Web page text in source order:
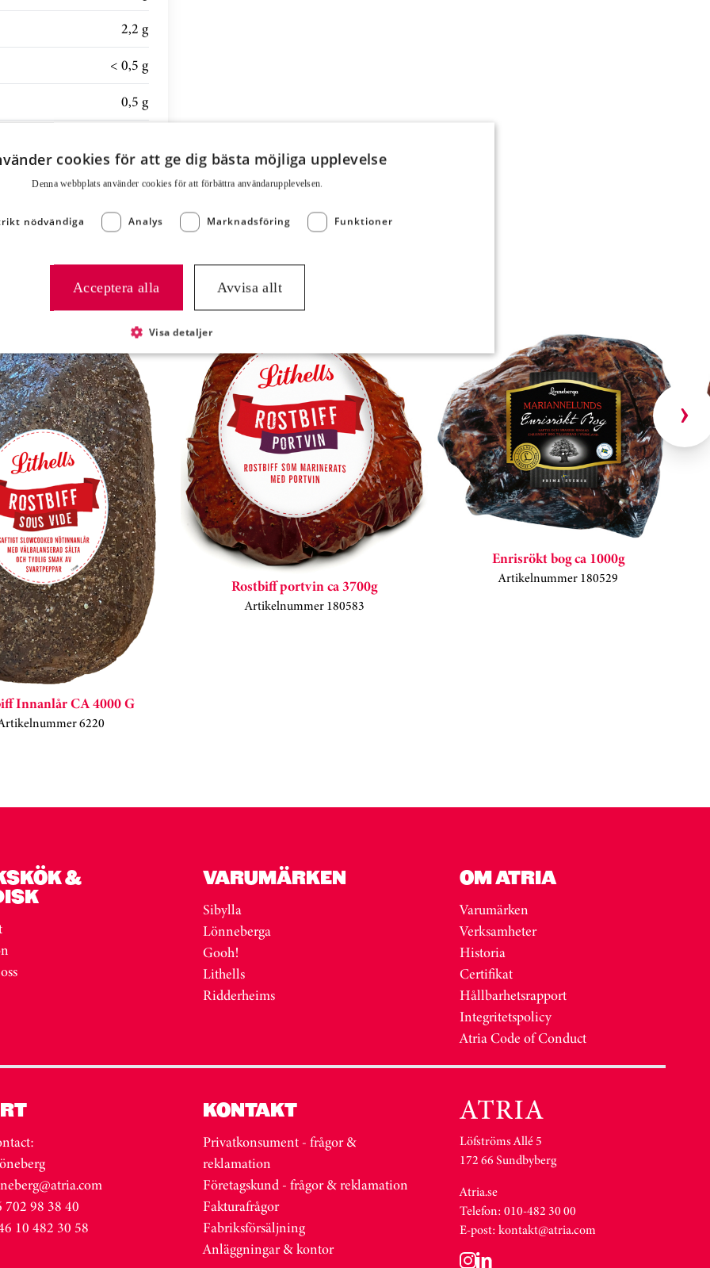
2,2 g
< 0,5 g
0,5 g
1,5 g
AV:
Innanlår CA 4000 G
6220
Rostbiff portvin ca 3700g
Artikelnummer 180583
Enrisrökt bog ca 1000g
Artikelnummer 180529
&
VARUMÄRKEN
Sibylla
Lönneberga
Gooh!
Lithells
Ridderheims
OM ATRIA
Varumärken
Verksamheter
Historia
Certifikat
Hållbarhetsrapport
Integritetspolicy
Atria Code of Conduct
98 38 40
10 482 30 58
KONTAKT
Privatkonsument - frågor &
reklamation
Företagskund - frågor & reklamation
Fakturafrågor
Fabriksförsäljning
Anläggningar & kontor
Löfströms Allé 5
172 66 Sundbyberg
Atria.se
Telefon: 010-482 30 00
E-post: kontakt@atria.com
cookies för att ge dig bästa möjliga upplevelse
Denna webbplats använder cookies för att för­bättra användar­upplevelsen.
nödvändiga Analys Marknadsföring Funktioner
Acceptera alla Avvisa allt
Visa detaljer